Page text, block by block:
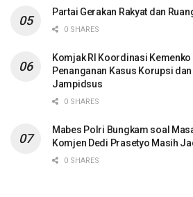
Partai Gerakan Rakyat dan
0 SHARES
Komjak RI Koordinasi Kemenko
Penanganan Kasus Korupsi dan
Jampidsus
0 SHARES
Mabes Polri Bungkam soal
Komjen Dedi Prasetyo Masih
0 SHARES